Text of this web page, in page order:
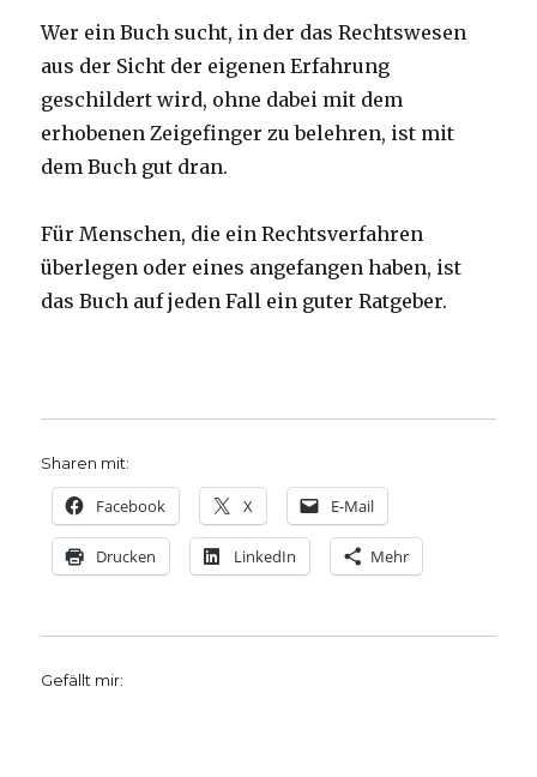
Wer ein Buch sucht, in der das Rechtswesen
aus der Sicht der eigenen Erfahrung
geschildert wird, ohne dabei mit dem
erhobenen Zeigefinger zu belehren, ist mit
dem Buch gut dran.
Für Menschen, die ein Rechtsverfahren
überlegen oder eines angefangen haben, ist
das Buch auf jeden Fall ein guter Ratgeber.
Sharen mit:
Facebook X E-Mail
Drucken LinkedIn Mehr
Gefällt mir: